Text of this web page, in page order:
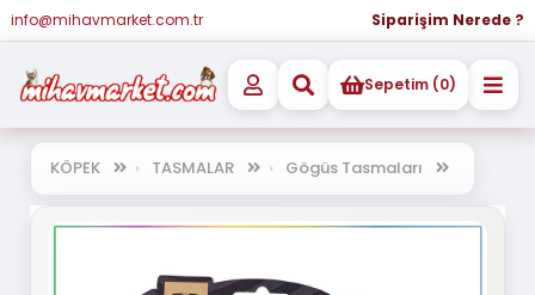
info@mihavmarket.com.tr Siparişim Nerede ?
Sepetim (0)
KÖPEK TASMALAR Gögüs Tasmaları